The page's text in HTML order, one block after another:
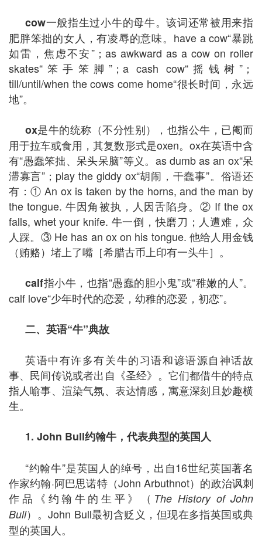
cow一般指生过小牛的母牛。该词还常被用来指
肥胖笨拙的女人，有凌辱的意味。have a cow“暴跳
如雷，焦虑不安”；as awkward as a cow on roller
skates“笨手笨脚”；a cash cow“摇钱树”；
till/until/when the cows come home“很长时间，永远
地”。
ox是牛的统称（不分性别），也指公牛，已阉而
用于拉车或食用，其复数形式是oxen。ox在英语中含
有“愚蠢笨拙、呆头呆脑”等义。as dumb as an ox“呆
滞寡言”；play the giddy ox“胡闹，干蠢事”。俗语还
有：① An ox is taken by the horns, and the man by
the tongue. 牛因角被执，人因舌陷身。② If the ox
falls, whet your knife. 牛一倒，快磨刀；人遭难，众
人踩。③ He has an ox on his tongue. 他给人用金钱
（贿赂）堵上了嘴［希腊古币上印有一头牛］。
calf指小牛，也指“愚蠢的胆小鬼”或“稚嫩的人”。
calf love“少年时代的恋爱，幼稚的恋爱，初恋”。
二、英语“牛”典故
英语中有许多有关牛的习语和谚语源自神话故
事、民间传说或者出自《圣经》。它们都借牛的特点
指人喻事、渲染气氛、表达情感，寓意深刻且妙趣横
生。
1. John Bull约翰牛，代表典型的英国人
“约翰牛”是英国人的绰号，出自16世纪英国著名
作家约翰·阿巴思诺特（John Arbuthnot）的政治讽刺
作品《约翰牛的生平》（ The History of John
Bull）。John Bull最初含贬义，但现在多指英国或典
型的英国人。